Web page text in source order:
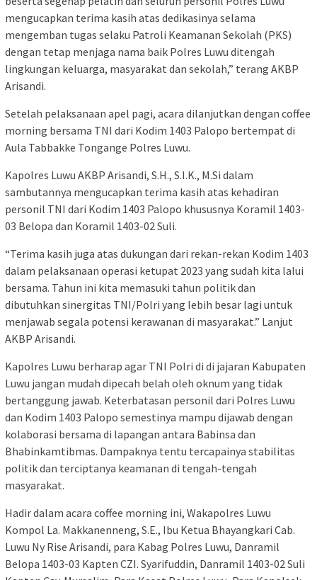
mengucapkan terima kasih atas dedikasinya selama
mengemban tugas selaku Patroli Keamanan Sekolah (PKS)
dengan tetap menjaga nama baik Polres Luwu ditengah
lingkungan keluarga, masyarakat dan sekolah,” terang AKBP
Arisandi.
Setelah pelaksanaan apel pagi, acara dilanjutkan dengan coffee
morning bersama TNI dari Kodim 1403 Palopo bertempat di
Aula Tabbakke Tongange Polres Luwu.
Kapolres Luwu AKBP Arisandi, S.H., S.I.K., M.Si dalam
sambutannya mengucapkan terima kasih atas kehadiran
personil TNI dari Kodim 1403 Palopo khususnya Koramil 1403-
03 Belopa dan Koramil 1403-02 Suli.
“Terima kasih juga atas dukungan dari rekan-rekan Kodim 1403
dalam pelaksanaan operasi ketupat 2023 yang sudah kita lalui
bersama. Tahun ini kita memasuki tahun politik dan
dibutuhkan sinergitas TNI/Polri yang lebih besar lagi untuk
menjawab segala potensi kerawanan di masyarakat.” Lanjut
AKBP Arisandi.
Kapolres Luwu berharap agar TNI Polri di di jajaran Kabupaten
Luwu jangan mudah dipecah belah oleh oknum yang tidak
bertanggung jawab. Keterbatasan personil dari Polres Luwu
dan Kodim 1403 Palopo semestinya mampu dijawab dengan
kolaborasi bersama di lapangan antara Babinsa dan
Bhabinkamtibmas. Dampaknya tentu tercapainya stabilitas
politik dan terciptanya keamanan di tengah-tengah
masyarakat.
Hadir dalam acara coffee morning ini, Wakapolres Luwu
Kompol La. Makkanenneng, S.E., Ibu Ketua Bhayangkari Cab.
Luwu Ny Rise Arisandi, para Kabag Polres Luwu, Danramil
Belopa 1403-03 Kapten CZI. Syarifuddin, Danramil 1403-02 Suli